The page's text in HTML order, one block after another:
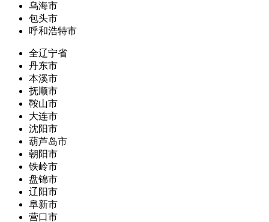
乌海市
包头市
呼和浩特市
全辽宁省
丹东市
本溪市
抚顺市
鞍山市
大连市
沈阳市
葫芦岛市
朝阳市
铁岭市
盘锦市
辽阳市
阜新市
营口市